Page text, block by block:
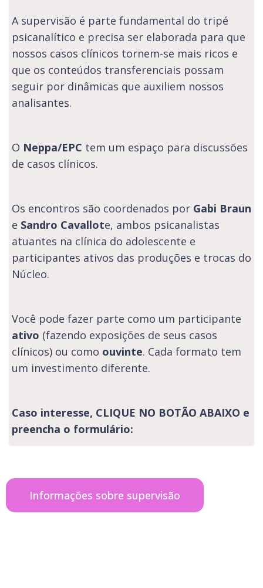
A supervisão é parte fundamental do tripé
psicanalítico e precisa ser elaborada para que
nossos casos clínicos tornem-se mais ricos e
que os conteúdos transferenciais possam
seguir por dinâmicas que auxiliem nossos
analisantes.
O Neppa/EPC tem um espaço para discussões
de casos clínicos.
Os encontros são coordenados por Gabi Braun
e Sandro Cavallote, ambos psicanalistas
atuantes na clínica do adolescente e
participantes ativos das produções e trocas do
Núcleo.
Você pode fazer parte como um participante
ativo (fazendo exposições de seus casos
clínicos) ou como ouvinte. Cada formato tem
um investimento diferente.
Caso interesse, CLIQUE NO BOTÃO ABAIXO e
preencha o formulário:
Informações sobre supervisão